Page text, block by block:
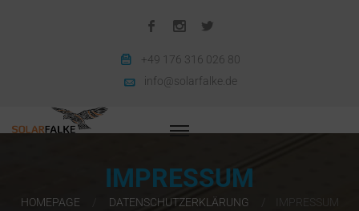
+49 176 316 026 80
info@solarfalke.de
IMPRESSUM
HOMEPAGE DATENSCHUTZERKLÄRUNG IMPRESSUM